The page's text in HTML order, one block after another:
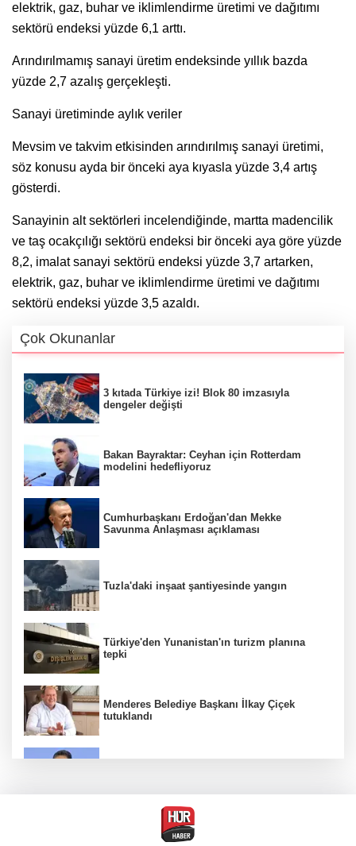
elektrik, gaz, buhar ve iklimlendirme üretimi ve dağıtımı
sektörü endeksi yüzde 6,1 arttı.
Arındırılmamış sanayi üretim endeksinde yıllık bazda
yüzde 2,7 azalış gerçekleşti.
Sanayi üretiminde aylık veriler
Mevsim ve takvim etkisinden arındırılmış sanayi üretimi,
söz konusu ayda bir önceki aya kıyasla yüzde 3,4 artış
gösterdi.
Sanayinin alt sektörleri incelendiğinde, martta madencilik
ve taş ocakçılığı sektörü endeksi bir önceki aya göre yüzde
8,2, imalat sanayi sektörü endeksi yüzde 3,7 artarken,
elektrik, gaz, buhar ve iklimlendirme üretimi ve dağıtımı
sektörü endeksi yüzde 3,5 azaldı.
Çok Okunanlar
3 kıtada Türkiye izi! Blok 80 imzasıyla
dengeler değişti
Bakan Bayraktar: Ceyhan için Rotterdam
modelini hedefliyoruz
Cumhurbaşkanı Erdoğan'dan Mekke
Savunma Anlaşması açıklaması
Tuzla'daki inşaat şantiyesinde yangın
Türkiye'den Yunanistan'ın turizm planına
tepki
Menderes Belediye Başkanı İlkay Çiçek
tutuklandı
Hür Ağbaba soruşturmasında MASAK para
hareketlerini inceledi